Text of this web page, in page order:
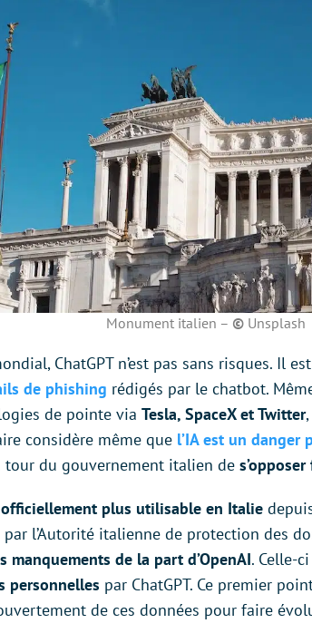
Monument italien – © Unsplash
ChatGPT n’est pas sans risques. Il
de phishing rédigés par le chatbot.
de pointe via Tesla, SpaceX et Twitter
considère même que l’IA est un danger
tour du gouvernement italien de
plus utilisable en Italie
l’Autorité italienne de protection des
manquements de la part d’OpenAI. Celle-
personnelles par ChatGPT. Ce premier
de ces données pour faire